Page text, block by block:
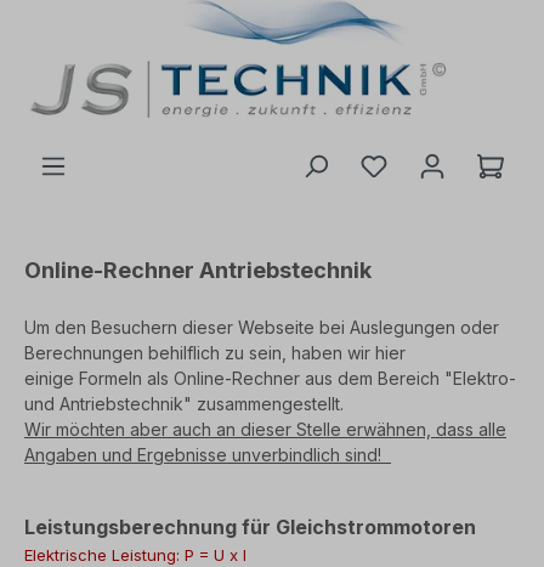
Online-Rechner Antriebstechnik
Um den Besuchern dieser Webseite bei Auslegungen oder
Berechnungen behilflich zu sein, haben wir hier
einige Formeln als Online-Rechner aus dem Bereich "Elektro-
und Antriebstechnik" zusammengestellt.
Wir möchten aber auch an dieser Stelle erwähnen, dass alle
Angaben und Ergebnisse unverbindlich sind!
Leistungsberechnung für Gleichstrommotoren
Elektrische Leistung: P = U x I